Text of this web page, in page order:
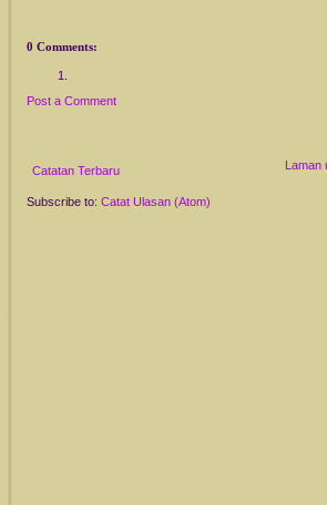
0 Comments:
Post a Comment
Catatan Terbaru Laman
Subscribe to: Catat Ulasan (Atom)